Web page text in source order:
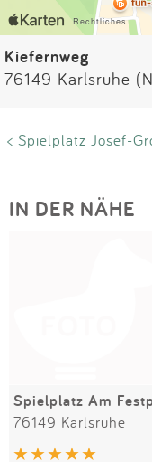
Kiefernweg
76149 Karlsruhe
< Spielplatz Josef-
IN DER NÄHE
76149 Karlsruhe